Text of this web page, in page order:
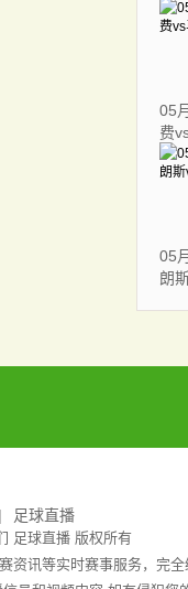
05
费
05
朗
足球直播
足球直播版权所有
讯等实时赛事服务，完